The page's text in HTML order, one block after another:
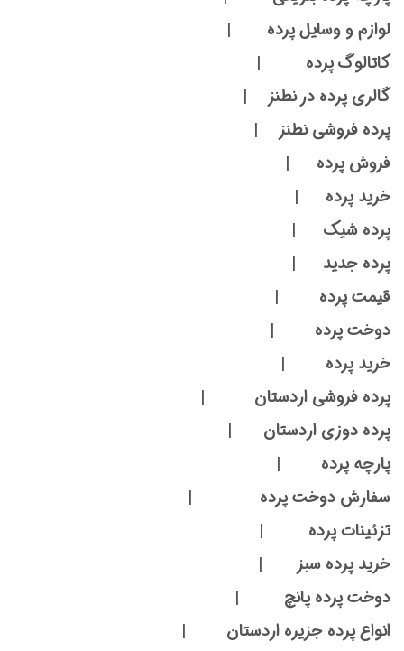
لوازم و وسایل پرده |
کاتالوگ پرده |
گالری پرده در نطنز |
پرده فروشی نطنز |
فروش پرده |
خرید پرده |
پرده شیک |
پرده جدید |
قیمت پرده |
دوخت پرده |
خرید پرده |
پرده فروشی اردستان |
پرده دوزی اردستان |
پارچه پرده |
سفارش دوخت پرده |
تزئینات پرده |
خرید پرده سبز |
دوخت پرده پانچ |
انواع پرده جزیره اردستان |